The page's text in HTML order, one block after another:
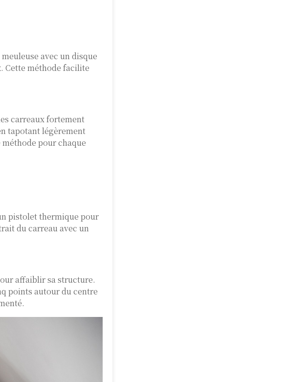
avec un disque
Cette méthode facilite
carreaux fortement
tapotant légèrement
pour chaque
pistolet thermique pour
du carreau avec un
affaiblir sa structure.
points autour du centre